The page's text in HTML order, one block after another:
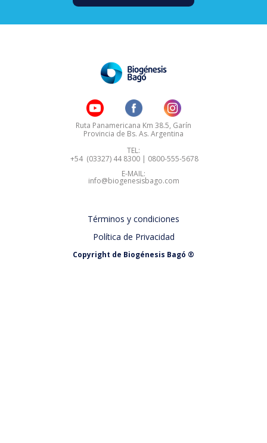
Ruta Panamericana Km 38.5, Garín
Provincia de Bs. As. Argentina
TEL:
+54  (03327) 44 8300 | 0800-555-5678
E-MAIL:
info@biogenesisbago.com
Copyright de Biogénesis Bagó ®
Política de Privacidad
Términos y condiciones